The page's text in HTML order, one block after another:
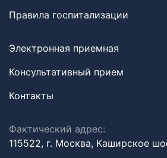
Правила госпитализации
Электронная приемная
Консультативный прием
Контакты
Фактический адрес:
115522, г. Москва, Каширское